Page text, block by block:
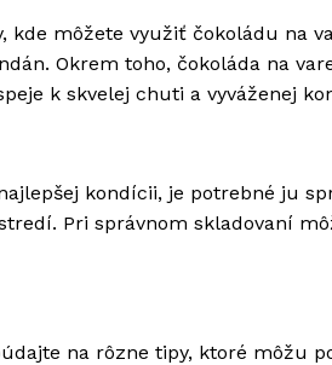
kde môžete využiť čokoládu na
Okrem toho, čokoláda na
k skvelej chuti a vyváženej
kondícii, je potrebné ju
Pri správnom skladovaní
na rôzne tipy, ktoré môžu